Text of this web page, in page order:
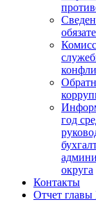
год
округа
Контакты
Отчет